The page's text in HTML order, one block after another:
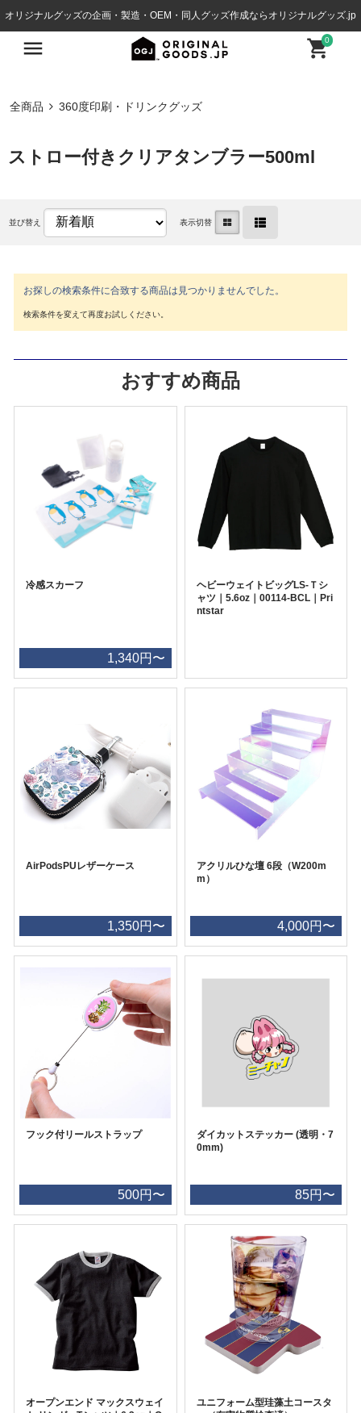
オリジナルグッズの企画・製造・OEM・同人グッズ作成ならオリジナルグッズ.jp
0
全商品 360度印刷・ドリンクグッズ
ストロー付きクリアタンブラー500ml
並び替え 表示切替
お探しの検索条件に合致する商品は見つかりませんでした。
おすすめ商品
冷感スカーフ
1,340円〜
ヘビーウェイトビッグLS-Ｔシ
ャツ｜5.6oz｜00114-BCL｜Pri
ntstar
AirPodsPUレザーケース
1,350円〜
アクリルひな壇 6段（W200m
m）
4,000円〜
フック付リールストラップ
500円〜
ダイカットステッカー (透明・7
0mm)
85円〜
オープンエンド マックスウェイ
ユニフォーム型珪藻土コースタ